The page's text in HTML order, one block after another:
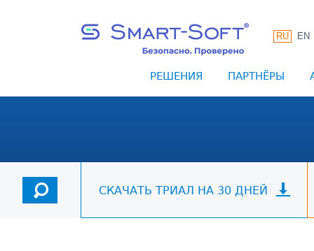
RU EN
РЕШЕНИЯ ПАРТНЁРЫ
СКАЧАТЬ ТРИАЛ НА 30 ДНЕЙ